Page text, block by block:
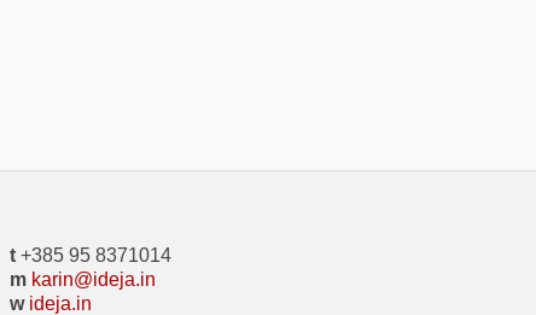
t +385 95 8371014
m karin@ideja.in
w ideja.in